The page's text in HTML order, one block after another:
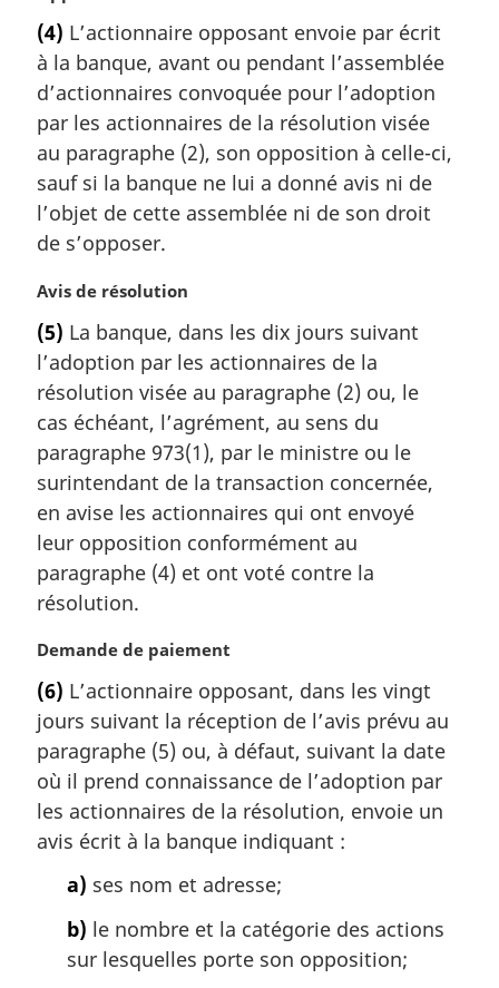
a
l
e
:
t
e
m
a
r
g
i
n
a
e
(4) L’actionnaire opposant envoie par écrit
à la banque, avant ou pendant l’assemblée
d’actionnaires convoquée pour l’adoption
par les actionnaires de la résolution visée
au paragraphe (2), son opposition à celle-ci,
sauf si la banque ne lui a donné avis ni de
l’objet de cette assemblée ni de son droit
de s’opposer.
N
t
e
m
a
g
i
n
a
e
:
Avis de résolution
(5) La banque, dans les dix jours suivant
l’adoption par les actionnaires de la
résolution visée au paragraphe (2) ou, le
cas échéant, l’agrément, au sens du
paragraphe 973(1), par le ministre ou le
surintendant de la transaction concernée,
en avise les actionnaires qui ont envoyé
leur opposition conformément au
paragraphe (4) et ont voté contre la
résolution.
N
t
e
m
a
g
i
Demande de paiement
(6) L’actionnaire opposant, dans les vingt
jours suivant la réception de l’avis prévu au
paragraphe (5) ou, à défaut, suivant la date
où il prend connaissance de l’adoption par
les actionnaires de la résolution, envoie un
avis écrit à la banque indiquant :
a) ses nom et adresse;
b) le nombre et la catégorie des actions
sur lesquelles porte son opposition;